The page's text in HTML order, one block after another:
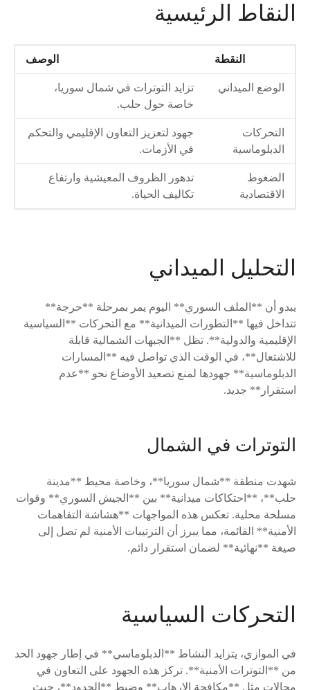
النقاط الرئيسية
النقطة الوصف
الوضع الميداني
تزايد التوترات في شمال سوريا،
خاصة حول حلب.
التحركات
الدبلوماسية
جهود لتعزيز التعاون الإقليمي والتحكم
في الأزمات.
الضغوط
الاقتصادية
تدهور الظروف المعيشية وارتفاع
تكاليف الحياة.
التحليل الميداني
يبدو أن **الملف السوري** اليوم يمر بمرحلة **حرجة**
تتداخل فيها **التطورات الميدانية** مع التحركات **السياسية
الإقليمية والدولية**. تظل **الجبهات الشمالية قابلة
للاشتعال**، في الوقت الذي تواصل فيه **المسارات
الدبلوماسية** جهودها لمنع تصعيد الأوضاع نحو **عدم
استقرار** جديد.
التوترات في الشمال
شهدت منطقة **شمال سوريا**، وخاصة محيط **مدينة
حلب**، **احتكاكات ميدانية** بين **الجيش السوري** وقوات
مسلحة محلية. تعكس هذه المواجهات **هشاشة التفاهمات
الأمنية** القائمة، مما يبرز أن الترتيبات الأمنية لم تصل إلى
صيغة **نهائية** لضمان استقرار دائم.
التحركات السياسية
في الموازي، يتزايد النشاط **الدبلوماسي** في إطار جهود الحد
من **التوترات الأمنية**. تركز هذه الجهود على التعاون في
مجالات مثل **مكافحة الإرهاب** وضبط **الحدود**، حيث